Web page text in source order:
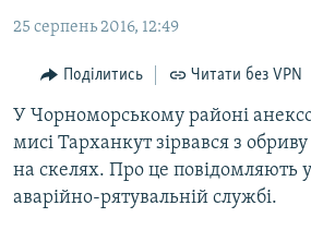
основної
навігації
Перейти
пошуку
БЛОГИ
ПОГЛЯД
ІНТЕРВ'Ю
ВСЕ ЗА ДЕНЬ
СПЕЦПРОЕКТИ
25 серпень 2016, 12:49
Поділитись Читати без VPN
У Чорноморському районі
мисі Тарханкут зірвався з обриву
на скелях. Про це повідомляють
аварійно-рятувальній службі.